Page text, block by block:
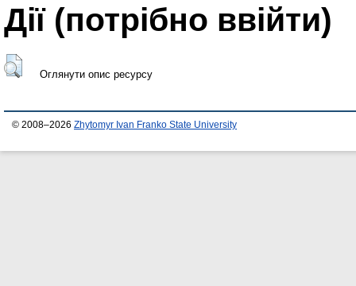
Дії ​​(потрібно ввійти)
Оглянути опис ресурсу
© 2008–2026 Zhytomyr Ivan Franko State University